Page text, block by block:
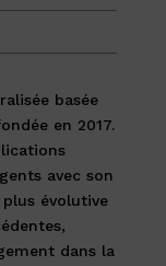
basée
en 2017.
avec son
évolutive
dans la